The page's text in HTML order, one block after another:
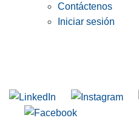
Contáctenos
Iniciar sesión